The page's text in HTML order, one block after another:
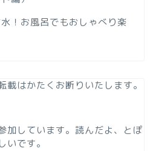
！お風呂でもおしゃべり楽
載はかたくお断りいたします。
加しています。読んだよ、とぽ
いです。